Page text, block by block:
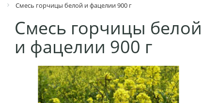
Смесь горчицы белой и фацелии 900 г
Смесь горчицы белой
и фацелии 900 г